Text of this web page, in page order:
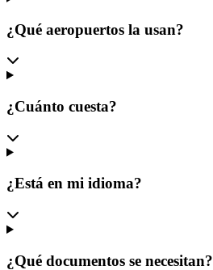
¿Qué aeropuertos la usan?
¿Cuánto cuesta?
¿Está en mi idioma?
¿Qué documentos se necesitan?